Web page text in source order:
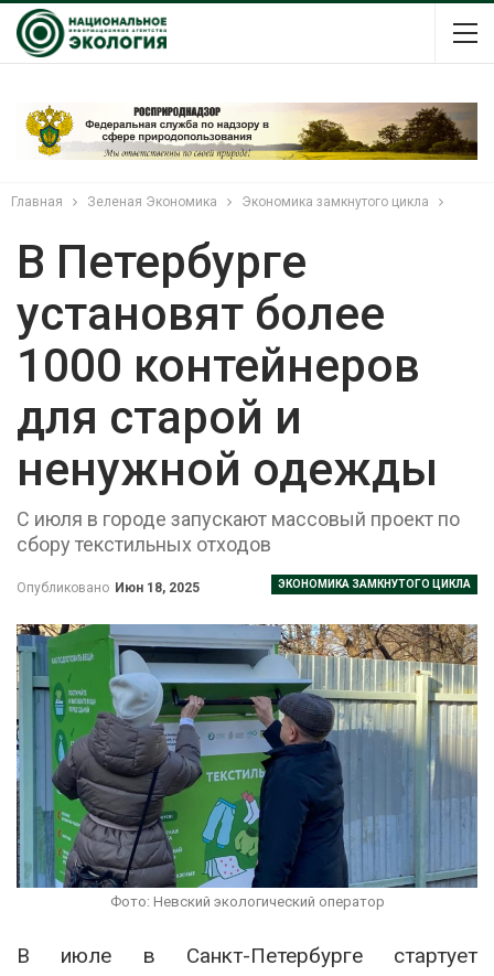
Главная Зеленая Экономика Экономика замкнутого цикла
В Петербурге
установят более
1000 контейнеров
для старой и
ненужной одежды
С июля в городе запускают массовый проект по
сбору текстильных отходов
ЭКОНОМИКА ЗАМКНУТОГО ЦИКЛА
Опубликовано Июн 18, 2025
Фото: Невский экологический оператор
В июле в Санкт-Петербурге стартует